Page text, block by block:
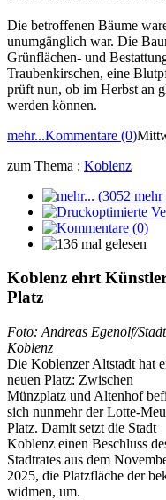
Die betroffenen Bäume
unumgänglich war. Die
Grünflächen- und
Traubenkirschen, eine
prüft nun, ob im Herbst an
werden können.
mehr...Kommentare (0)
zum Thema : Koblenz
Koblenz ehrt
Platz
Foto: Andreas Egenolf/Stadt
Koblenz
Die Koblenzer Altstadt hat
neuen Platz: Zwischen
Münzplatz und Altenhof
sich nunmehr der Lotte-
Platz. Damit setzt die Stadt
Koblenz einen Beschluss
Stadtrates aus dem
2025, die Platzfläche der
widmen, um.